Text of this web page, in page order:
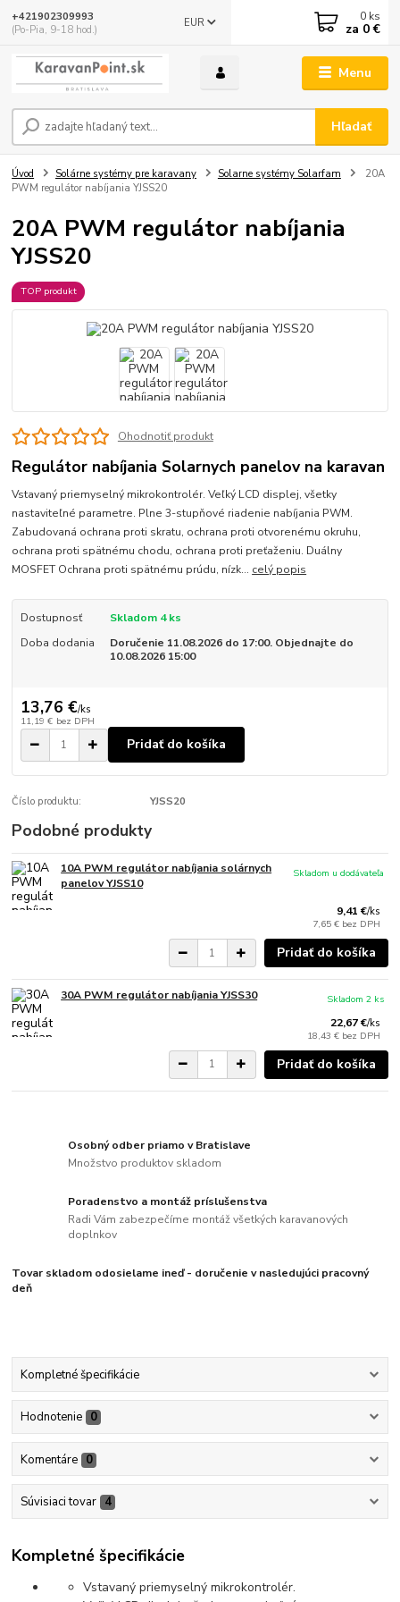
Menu
EUR
Hľadať
+421902309993
(Po-Pia, 9-18 hod.)
0 ks
za 0 €
Úvod Solárne systémy pre karavany Solarne systémy Solarfam
20A
PWM regulátor nabíjania YJSS20
20A PWM regulátor nabíjania
YJSS20
TOP produkt
Ohodnotiť produkt
Regulátor nabíjania Solarnych panelov na karavan
Vstavaný priemyselný mikrokontrolér. Veľký LCD displej, všetky
nastaviteľné parametre. Plne 3-stupňové riadenie nabíjania PWM.
Zabudovaná ochrana proti skratu, ochrana proti otvorenému okruhu,
ochrana proti spätnému chodu, ochrana proti preťaženiu. Duálny
MOSFET Ochrana proti spätnému prúdu, nízk... celý popis
Dostupnosť
Skladom 4 ks
Doba dodania
Doručenie 11.08.2026 do 17:00. Objednajte do
10.08.2026 15:00
13,76 €/ks
11,19 € bez DPH
Pridať do košíka
Číslo produktu: YJSS20
Podobné produkty
10A PWM regulátor nabíjania solárnych
panelov YJSS10
9,41 €/ks
7,65 € bez DPH
Skladom u dodávateľa
Pridať do košíka
30A PWM regulátor nabíjania YJSS30
22,67 €/ks
18,43 € bez DPH
Skladom 2 ks
Pridať do košíka
Osobný odber priamo v Bratislave
Množstvo produktov skladom
Poradenstvo a montáž príslušenstva
Radi Vám zabezpečíme montáž všetkých karavanových
doplnkov
Tovar skladom odosielame ineď - doručenie v nasledujúci pracovný
deň
Kompletné špecifikácie
Hodnotenie 0
Komentáre 0
Súvisiaci tovar 4
Kompletné špecifikácie
Vstavaný priemyselný mikrokontrolér.